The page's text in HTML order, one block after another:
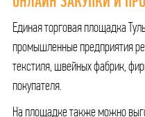
Единая торговая площадка
промышленные предприятия
текстиля, швейных фабрик,
покупателя.
На площадке также можно